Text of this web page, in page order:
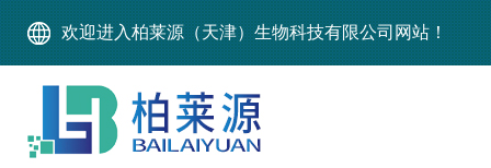
欢迎进入柏莱源（天津）生物科技有限公司网站！